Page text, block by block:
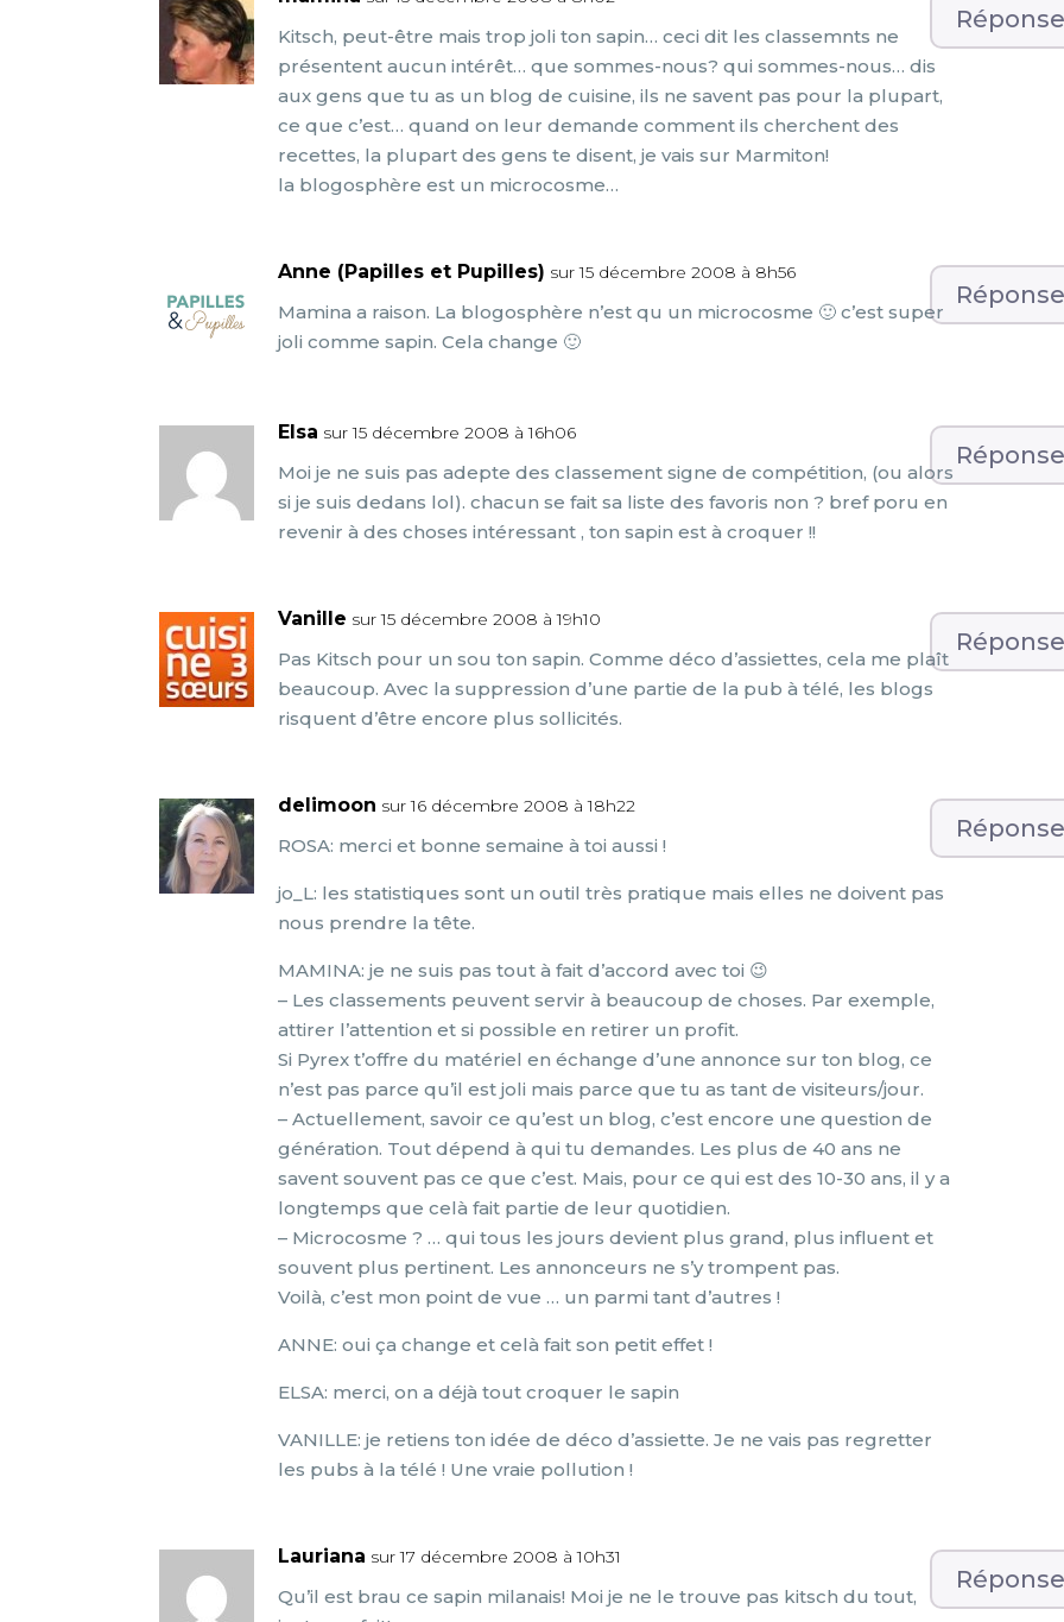
Kitsch, peut-être mais trop joli ton sapin… ceci dit les classemnts ne
présentent aucun intérêt… que sommes-nous? qui sommes-nous… dis
aux gens que tu as un blog de cuisine, ils ne savent pas pour la plupart,
ce que c’est… quand on leur demande comment ils cherchent des
recettes, la plupart des gens te disent, je vais sur Marmiton!
la blogosphère est un microcosme…
Anne (Papilles et Pupilles) sur 15 décembre 2008 à 8h56
Mamina a raison. La blogosphère n’est qu un microcosme 🙂 c’est super
joli comme sapin. Cela change 🙂
Elsa sur 15 décembre 2008 à 16h06
Moi je ne suis pas adepte des classement signe de compétition, (ou alors
si je suis dedans lol). chacun se fait sa liste des favoris non ? bref poru en
revenir à des choses intéressant , ton sapin est à croquer !!
Vanille sur 15 décembre 2008 à 19h10
Pas Kitsch pour un sou ton sapin. Comme déco d’assiettes, cela me plaît
beaucoup. Avec la suppression d’une partie de la pub à télé, les blogs
risquent d’être encore plus sollicités.
delimoon sur 16 décembre 2008 à 18h22
ROSA: merci et bonne semaine à toi aussi !
jo_L: les statistiques sont un outil très pratique mais elles ne doivent pas
nous prendre la tête.
MAMINA: je ne suis pas tout à fait d’accord avec toi 😉
– Les classements peuvent servir à beaucoup de choses. Par exemple,
attirer l’attention et si possible en retirer un profit.
Si Pyrex t’offre du matériel en échange d’une annonce sur ton blog, ce
n’est pas parce qu’il est joli mais parce que tu as tant de visiteurs/jour.
– Actuellement, savoir ce qu’est un blog, c’est encore une question de
génération. Tout dépend à qui tu demandes. Les plus de 40 ans ne
savent souvent pas ce que c’est. Mais, pour ce qui est des 10-30 ans, il y a
longtemps que celà fait partie de leur quotidien.
– Microcosme ? … qui tous les jours devient plus grand, plus influent et
souvent plus pertinent. Les annonceurs ne s’y trompent pas.
Voilà, c’est mon point de vue … un parmi tant d’autres !
ANNE: oui ça change et celà fait son petit effet !
ELSA: merci, on a déjà tout croquer le sapin
VANILLE: je retiens ton idée de déco d’assiette. Je ne vais pas regretter
les pubs à la télé ! Une vraie pollution !
Lauriana sur 17 décembre 2008 à 10h31
Qu’il est brau ce sapin milanais! Moi je ne le trouve pas kitsch du tout,